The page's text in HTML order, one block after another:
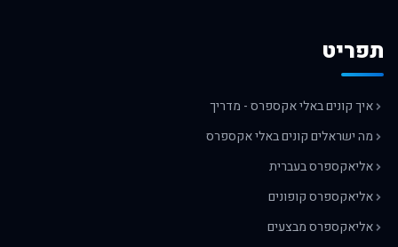
תפריט
איך קונים באלי אקספרס - מדריך
מה ישראלים קונים באלי אקספרס
אליאקספרס בעברית
אליאקספרס קופונים
אליאקספרס מבצעים